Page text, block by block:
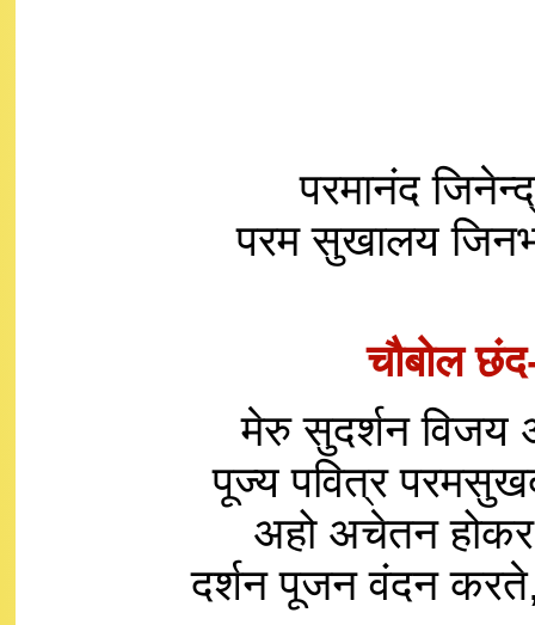
परमानंद
परम सुखालय
चौबोल
मेरु सुदर्शन विजय
पूज्य पवित्र
अहो अचेतन
दर्शन पूजन वंदन